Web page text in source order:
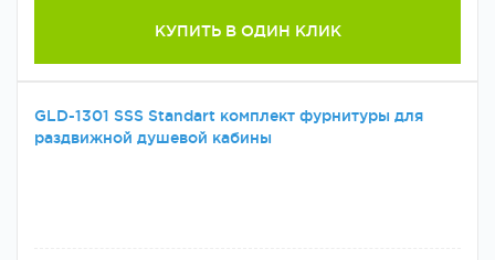
КУПИТЬ В ОДИН КЛИК
GLD-1301 SSS Standart комплект фурнитуры для
раздвижной душевой кабины